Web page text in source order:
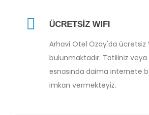
ÜCRETSİZ WIFI
Arhavi Otel Özay'da ücretsiz
bulunmaktadır. Tatiliniz
esnasında daima internete
imkan vermekteyiz.